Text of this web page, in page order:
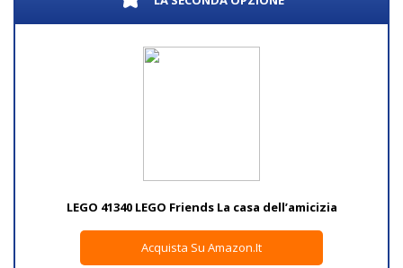
LEGO 41340 LEGO Friends La casa dell’amicizia
Acquista Su Amazon.it